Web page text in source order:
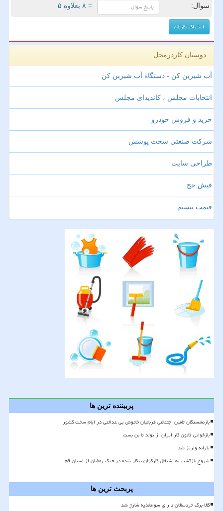
سوال: = ۸ بعلاوه ۵
دوستان کاردرمحل
آب شیرین کن - دستگاه آب شیرین کن
انتخابات مجلس ، کاندیدای مجلس
خرید و فروش خودرو
شرکت صنعتی سخت پوشش
طراحی سایت
فیش حج
قیمت بیسیم
پربیننده ترین ها
بازنشستگان تأمین اجتماعی قربانیان خاموش بی عدالتی در ایام سخت کشور
بازخوانی قانون کار ایران از تولد تا بن بست
یارانه واریز شد
شروع بازگشت به اشتغال کارگران بیکار شده در جنگ رمضان از استان قم
پربحث ترین ها
کالا برگ خردسالان دارای سوءتغذیه شارژ شد